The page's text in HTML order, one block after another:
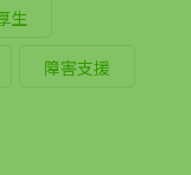
生
障害支援